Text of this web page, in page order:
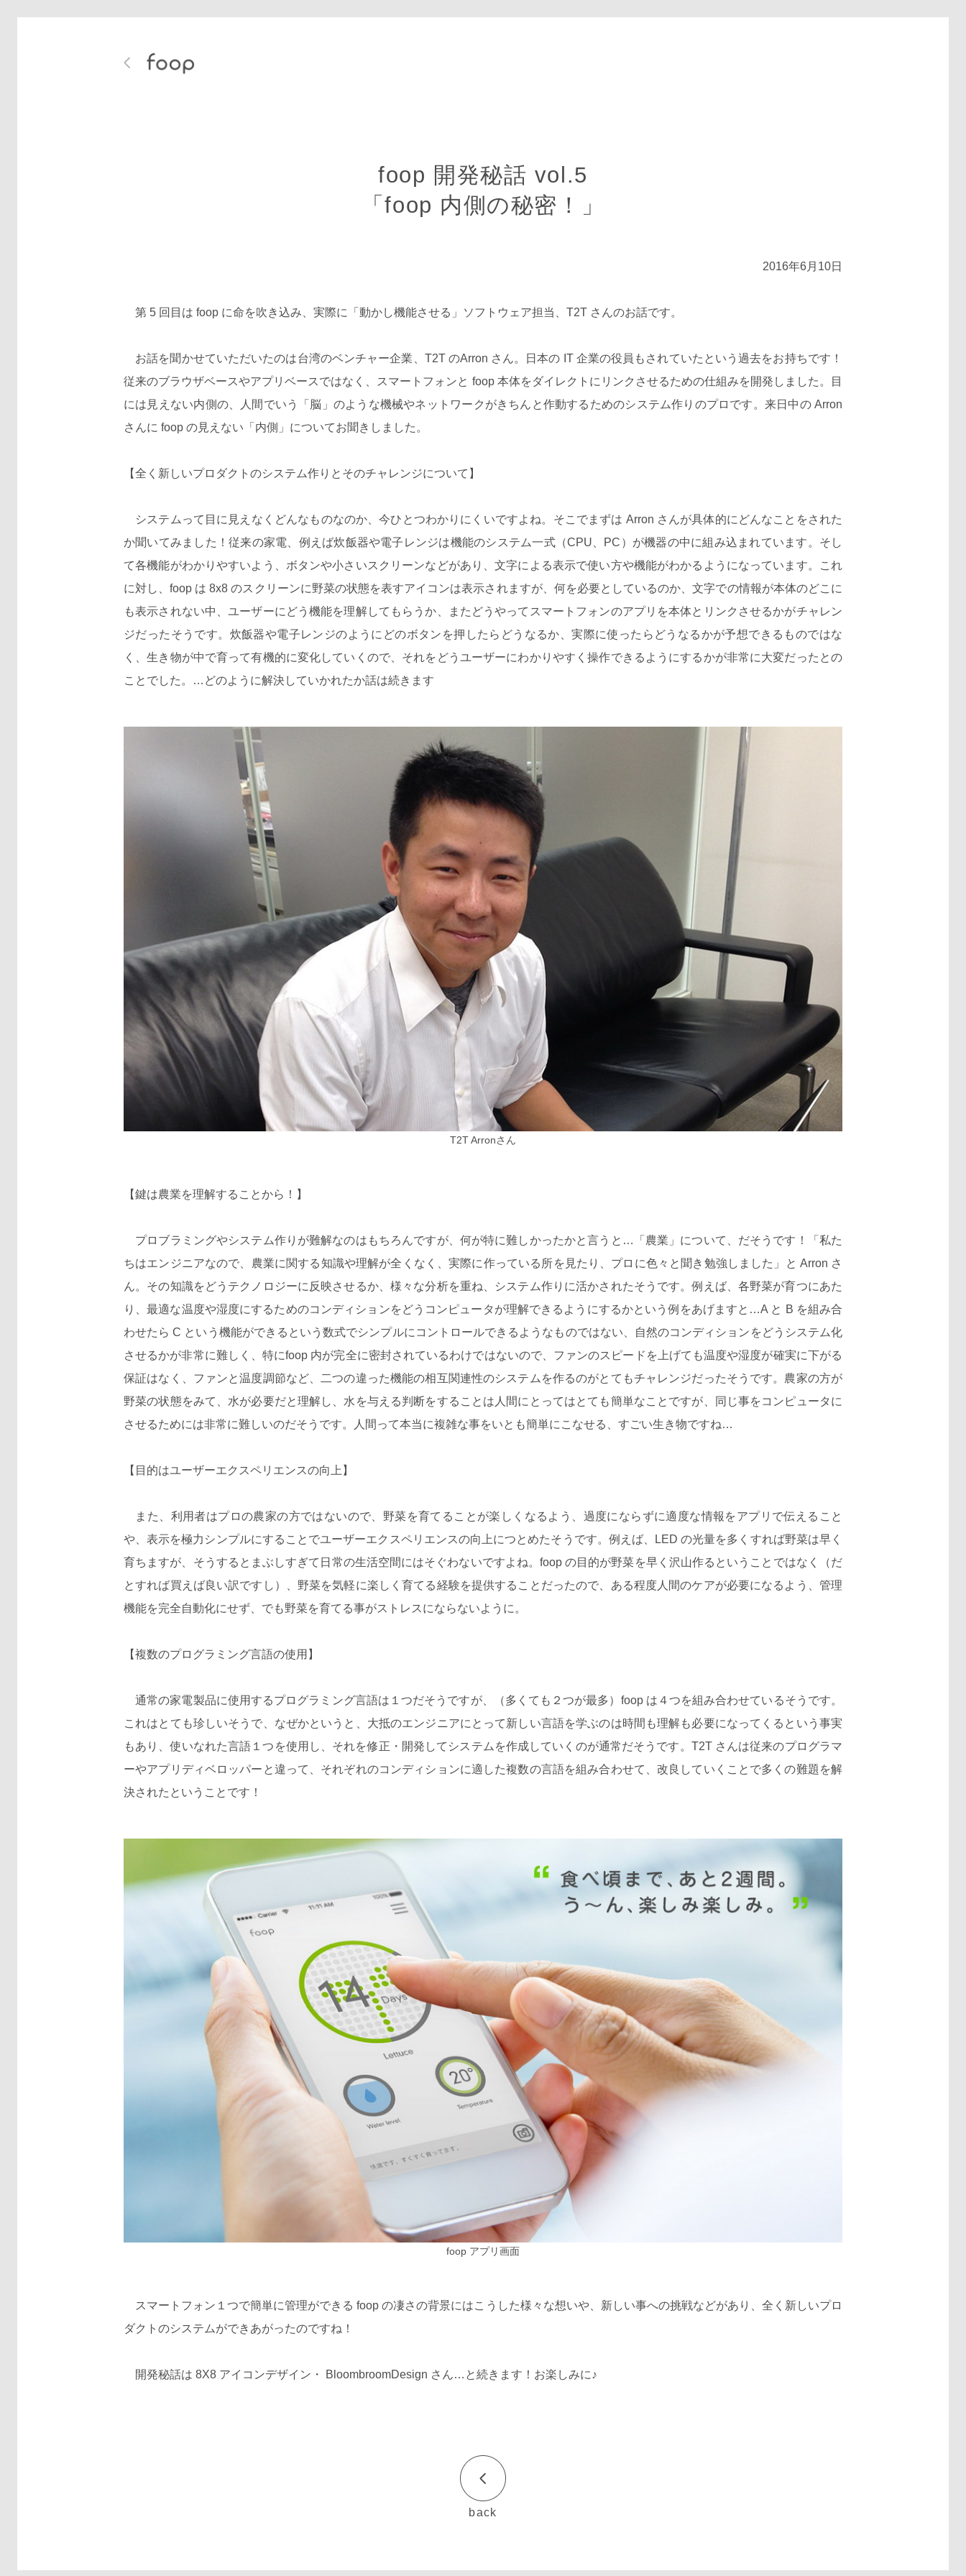
foop 開発秘話 vol.5
「foop 内側の秘密！」
2016年6月10日
第 5 回目は foop に命を吹き込み、実際に「動かし機能させる」ソフトウェア担当、T2T さんのお話です。
お話を聞かせていただいたのは台湾のベンチャー企業、T2T のArron さん。日本の IT 企業の役員もされていたという過去をお持ちです！
従来のブラウザベースやアプリベースではなく、スマートフォンと foop 本体をダイレクトにリンクさせるための仕組みを開発しました。目
には見えない内側の、人間でいう「脳」のような機械やネットワークがきちんと作動するためのシステム作りのプロです。来日中の Arron
さんに foop の見えない「内側」についてお聞きしました。
【全く新しいプロダクトのシステム作りとそのチャレンジについて】
システムって目に見えなくどんなものなのか、今ひとつわかりにくいですよね。そこでまずは Arron さんが具体的にどんなことをされた
か聞いてみました！従来の家電、例えば炊飯器や電子レンジは機能のシステム一式（CPU、PC）が機器の中に組み込まれています。そし
て各機能がわかりやすいよう、ボタンや小さいスクリーンなどがあり、文字による表示で使い方や機能がわかるようになっています。これ
に対し、foop は 8x8 のスクリーンに野菜の状態を表すアイコンは表示されますが、何を必要としているのか、文字での情報が本体のどこに
も表示されない中、ユーザーにどう機能を理解してもらうか、またどうやってスマートフォンのアプリを本体とリンクさせるかがチャレン
ジだったそうです。炊飯器や電子レンジのようにどのボタンを押したらどうなるか、実際に使ったらどうなるかが予想できるものではな
く、生き物が中で育って有機的に変化していくので、それをどうユーザーにわかりやすく操作できるようにするかが非常に大変だったとの
ことでした。…どのように解決していかれたか話は続きます
T2T Arronさん
【鍵は農業を理解することから！】
プロブラミングやシステム作りが難解なのはもちろんですが、何が特に難しかったかと言うと…「農業」について、だそうです！「私た
ちはエンジニアなので、農業に関する知識や理解が全くなく、実際に作っている所を見たり、プロに色々と聞き勉強しました」と Arron さ
ん。その知識をどうテクノロジーに反映させるか、様々な分析を重ね、システム作りに活かされたそうです。例えば、各野菜が育つにあた
り、最適な温度や湿度にするためのコンディションをどうコンピュータが理解できるようにするかという例をあげますと…A と B を組み合
わせたら C という機能ができるという数式でシンプルにコントロールできるようなものではない、自然のコンディションをどうシステム化
させるかが非常に難しく、特にfoop 内が完全に密封されているわけではないので、ファンのスピードを上げても温度や湿度が確実に下がる
保証はなく、ファンと温度調節など、二つの違った機能の相互関連性のシステムを作るのがとてもチャレンジだったそうです。農家の方が
野菜の状態をみて、水が必要だと理解し、水を与える判断をすることは人間にとってはとても簡単なことですが、同じ事をコンピュータに
させるためには非常に難しいのだそうです。人間って本当に複雑な事をいとも簡単にこなせる、すごい生き物ですね…
【目的はユーザーエクスペリエンスの向上】
また、利用者はプロの農家の方ではないので、野菜を育てることが楽しくなるよう、過度にならずに適度な情報をアプリで伝えること
や、表示を極力シンプルにすることでユーザーエクスペリエンスの向上につとめたそうです。例えば、LED の光量を多くすれば野菜は早く
育ちますが、そうするとまぶしすぎて日常の生活空間にはそぐわないですよね。foop の目的が野菜を早く沢山作るということではなく（だ
とすれば買えば良い訳ですし）、野菜を気軽に楽しく育てる経験を提供することだったので、ある程度人間のケアが必要になるよう、管理
機能を完全自動化にせず、でも野菜を育てる事がストレスにならないように。
【複数のプログラミング言語の使用】
通常の家電製品に使用するプログラミング言語は１つだそうですが、（多くても２つが最多）foop は４つを組み合わせているそうです。
これはとても珍しいそうで、なぜかというと、大抵のエンジニアにとって新しい言語を学ぶのは時間も理解も必要になってくるという事実
もあり、使いなれた言語１つを使用し、それを修正・開発してシステムを作成していくのが通常だそうです。T2T さんは従来のプログラマ
ーやアプリディベロッパーと違って、それぞれのコンディションに適した複数の言語を組み合わせて、改良していくことで多くの難題を解
決されたということです！
foop アプリ画面
スマートフォン１つで簡単に管理ができる foop の凄さの背景にはこうした様々な想いや、新しい事への挑戦などがあり、全く新しいプロ
ダクトのシステムができあがったのですね！
開発秘話は 8X8 アイコンデザイン・ BloombroomDesign さん…と続きます！お楽しみに♪
back